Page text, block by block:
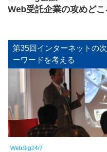
Web受託企業の攻めどこ
第35回インターネットの
ーワードを考える
WebSig24/7